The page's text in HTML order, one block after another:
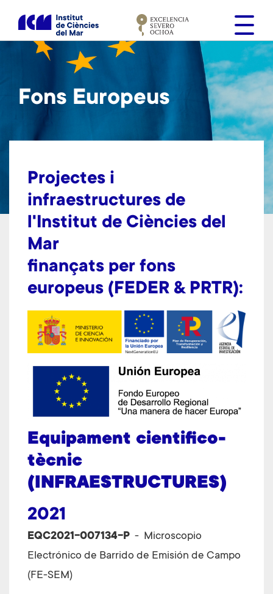
s
Fons Europeus
Projectes i
infraestructures de
l'Institut de Ciències del
Mar
finançats per fons
europeus (FEDER & PRTR):
Equipament cientifico-
tècnic
(INFRAESTRUCTURES)
2021
EQC2021-007134-P - Microscopio
Electrónico de Barrido de Emisión de Campo
(FE-SEM)